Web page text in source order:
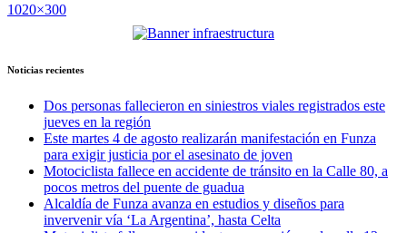
1020×300
Noticias recientes
Dos personas fallecieron en siniestros viales registrados este
jueves en la región
Este martes 4 de agosto realizarán manifestación en Funza
para exigir justicia por el asesinato de joven
Motociclista fallece en accidente de tránsito en la Calle 80, a
pocos metros del puente de guadua
Alcaldía de Funza avanza en estudios y diseños para
invervenir vía ‘La Argentina’, hasta Celta